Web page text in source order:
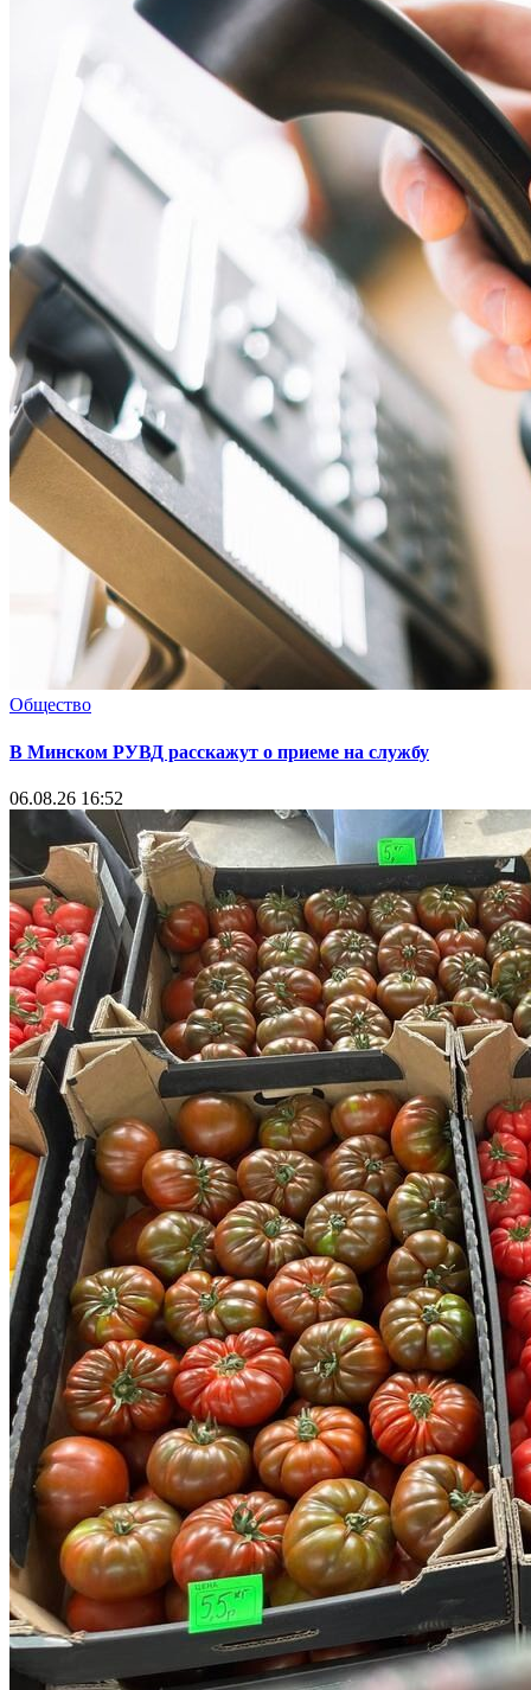
Общество
В Минском РУВД расскажут о приеме на службу
06.08.26 16:52